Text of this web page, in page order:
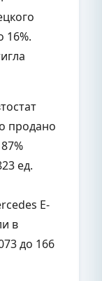
16%.
продано
ед.
E-
в
до 166